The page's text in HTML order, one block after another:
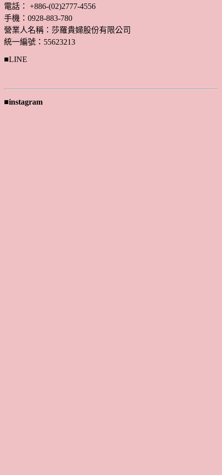
電話： +886-(02)2777-4556
手機：0928-883-780
營業人名稱：莎羅貴婦股份有限公司
統一編號：55623213
■LINE
■instagram